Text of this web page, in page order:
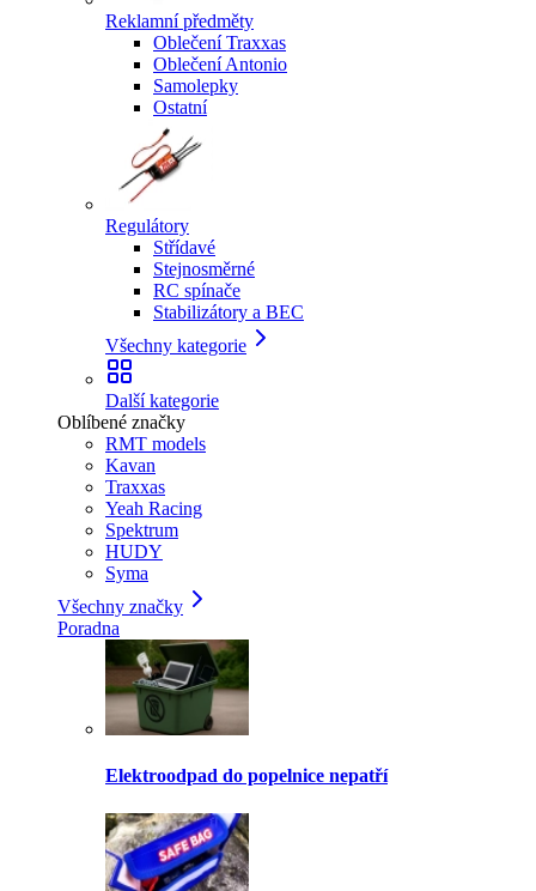
Reklamní předměty
Oblečení Traxxas
Oblečení Antonio
Samolepky
Ostatní
Regulátory
Střídavé
Stejnosměrné
RC spínače
Stabilizátory a BEC
Všechny kategorie
Další kategorie
Oblíbené značky
RMT models
Kavan
Traxxas
Yeah Racing
Spektrum
HUDY
Syma
Všechny značky
Poradna
Elektroodpad do popelnice nepatří